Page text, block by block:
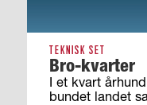
TEKNISK SET
Bro-kvarter
I et kvart
bundet landet